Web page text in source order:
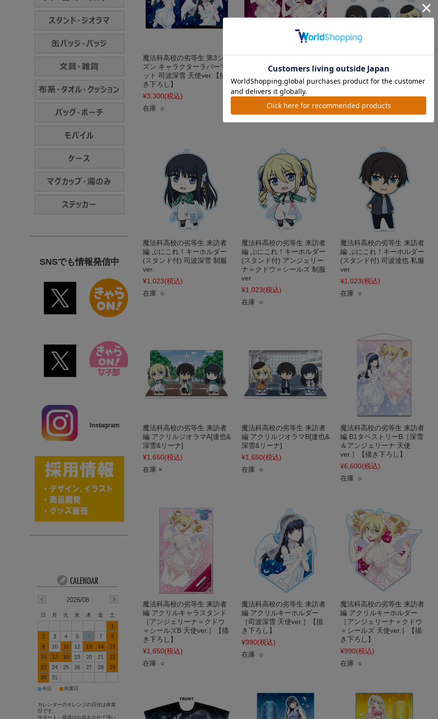
魔法科高校の劣等生 第3シー
ズン キャラクターラバーマ
ット 司波深雪 天使ver.【描
き下ろし】
¥3,300(税込)
在庫 ○
魔法科高校の劣等生 第3シー
ズン キャラクターラバーマ
ウ・シールズ 天使ver.【描
き下ろし】
(税込)
在庫 ○
魔法科高校の劣等生 来訪者
編 アクリルスタンドコレク
ション（BOX）
¥4,290
魔法科高校の劣等生 来訪者
編 ぷにこれ！キーホルダー
(スタンド付) 司波深雪 制服
ver.
¥1,023(税込)
在庫 ○
魔法科高校の劣等生 来訪者
編 ぷにこれ！キーホルダー
(スタンド付) アンジェリー
ナ＝クドウ＝シールズ 制服
ver.
¥1,023(税込)
在庫 ○
魔法科高校の劣等生 来訪者
編 ぷにこれ！キーホルダー
(スタンド付) 司波達也 私服
ver.
¥1,023(税込)
在庫 ○
魔法科高校の劣等生 来訪者
編 アクリルジオラマA[達也&
深雪&リーナ]
¥1,650(税込)
在庫 ×
魔法科高校の劣等生 来訪者
編 アクリルジオラマB[達也&
深雪&リーナ]
¥1,650(税込)
在庫 ○
魔法科高校の劣等生 来訪者
編 B1タペストリーB［深雪
＆アンジェリーナ 天使
ver.］【描き下ろし】
¥6,600(税込)
在庫 ○
魔法科高校の劣等生 来訪者
編 アクリルキャラスタンド
［アンジェリーナ＝クドウ
＝シールズB 天使ver.］【描
き下ろし】
¥1,650(税込)
在庫 ○
魔法科高校の劣等生 来訪者
編 アクリルキーホルダー
［司波深雪 天使ver.］【描
き下ろし】
¥990(税込)
在庫 ○
魔法科高校の劣等生 来訪者
編 アクリルキーホルダー
［アンジェリーナ＝クドウ
＝シールズ 天使ver.］【描
き下ろし】
¥990(税込)
在庫 ○
SNSでも情報発信中
Instagram
2026/08
日 月 火 水 木 金
土
1
2
3 4 5 6 7
8
9
10 11 12 13 14
15
16
17 18 19 20 21
22
23
24 25 26 27 28
29
30
31
■今日 ■休業日
カレンダーのオレンジの日付は休業
日です。
サポート・発送はお休みさせて頂い